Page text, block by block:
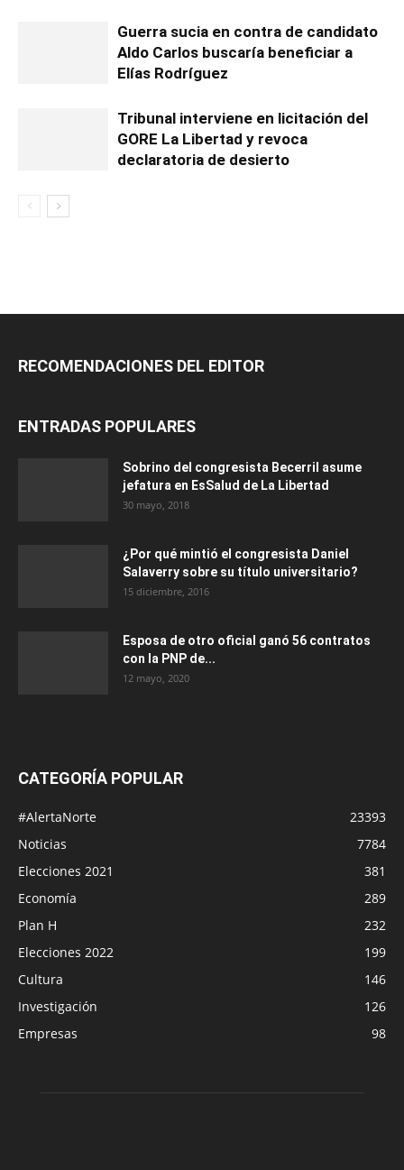
Guerra sucia en contra de candidato
Aldo Carlos buscaría beneficiar a
Elías Rodríguez
Tribunal interviene en licitación del
GORE La Libertad y revoca
declaratoria de desierto
RECOMENDACIONES DEL EDITOR
ENTRADAS POPULARES
Sobrino del congresista Becerril asume
jefatura en EsSalud de La Libertad
30 mayo, 2018
¿Por qué mintió el congresista Daniel
Salaverry sobre su título universitario?
15 diciembre, 2016
Esposa de otro oficial ganó 56 contratos
con la PNP de...
12 mayo, 2020
CATEGORÍA POPULAR
#AlertaNorte
23393
Noticias
7784
Elecciones 2021
381
Economía
289
Plan H
232
Elecciones 2022
199
Cultura
146
Investigación
126
Empresas
98